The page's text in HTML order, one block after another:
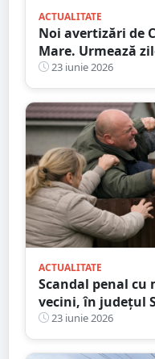
ACTUALITATE
Noi avertizări de
Mare. Urmează
sufocantă pune
23 iunie 2026
ACTUALITATE
Scandal penal
vecini, în județul
pumni
23 iunie 2026